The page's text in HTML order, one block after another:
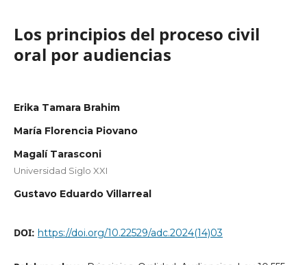
Los principios del proceso civil
oral por audiencias
Erika Tamara Brahim
María Florencia Piovano
Magalí Tarasconi
Universidad Siglo XXI
Gustavo Eduardo Villarreal
DOI: https://doi.org/10.22529/adc.2024(14)03